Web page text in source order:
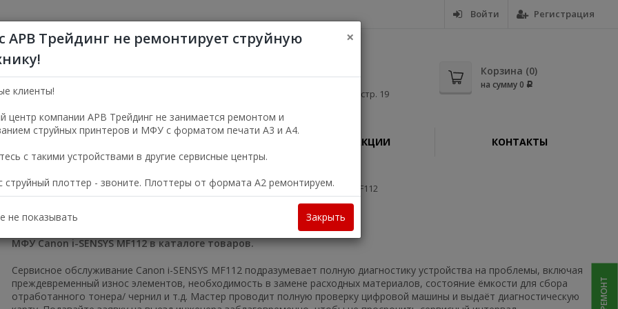
Войти Регистрация
Пн—Пт 9:00—18:00
г. Москва, ул. Электродная, д. 11, стр. 19
Корзина (0)
на сумму0 Р
АКЦИИ КОНТАКТЫ
Копиры и МФУ Лазерные черно-белые МФУ МФУ Canon i-SENSYS MF112
MF112
МФУ Canon i-SENSYS MF112 в каталоге товаров.
Сервисное обслуживание Canon i-SENSYS MF112 подразумевает полную диагностику устройства на проблемы, включая
преждевременный износ элементов, необходимость в замене расходных материалов, состояние ёмкости для сбора
отработанного тонера/ чернил и т.д. Мастер проводит полную проверку цифровой машины и выдаёт диагностическую
АРВ Трейдинг не ремонтирует струйную
×
клиенты!
центр компании АРВ Трейдинг не занимается ремонтом и
струйных принтеров и МФУ с форматом печати А3 и А4.
с такими устройствами в другие сервисные центры.
струйный плоттер - звоните. Плоттеры от формата А2 ремонтируем.
не показывать Закрыть